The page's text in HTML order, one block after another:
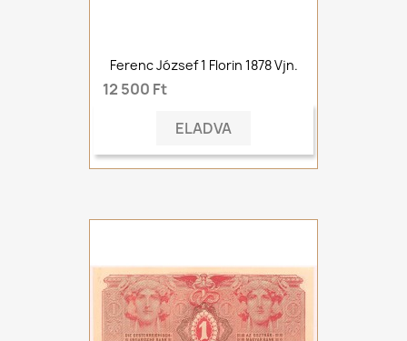
Ferenc József 1 Florin 1878 Vjn.
12 500 Ft
ELADVA